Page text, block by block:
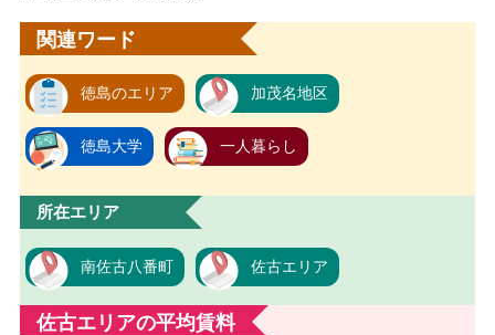
関連ワード
徳島のエリア 加茂名地区
徳島大学 一人暮らし
所在エリア
南佐古八番町 佐古エリア
佐古エリアの平均賃料